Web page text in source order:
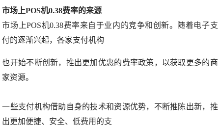
市场上POS机0.38费率的来源
市场上POS机0.38费率来自于业内的竞争和创新。随着电子支
付的逐渐兴起，各家支付机构
也开始不断创新，推出更加优惠的费率政策，以获取更多的商
家资源。
一些支付机构借助自身的技术和资源优势，不断推陈出新，推
出更加便捷、安全、低费用的支